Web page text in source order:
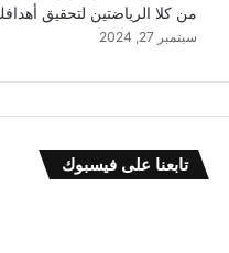
من كلا الرياضتين لتحقيق أهدافك
سبتمبر 27, 2024
تابعنا على فيسبوك